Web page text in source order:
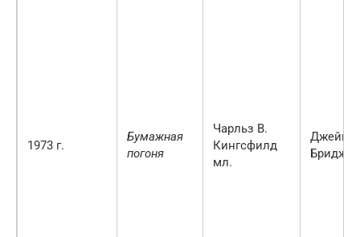
1973 г.
Бумажная
погоня
Чарльз В.
Кингсфилд
мл.
Джеймс
Бриджес